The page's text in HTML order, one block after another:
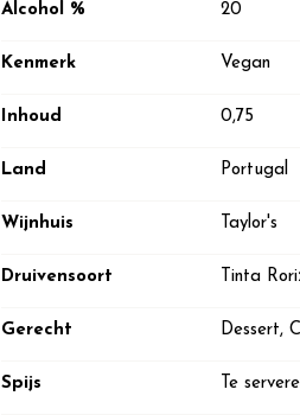
Alcohol % 20
Kenmerk Vegan
Inhoud 0,75
Land Portugal
Wijnhuis Taylor's
Druivensoort Tinta
Gerecht Dessert,
Spijs Te